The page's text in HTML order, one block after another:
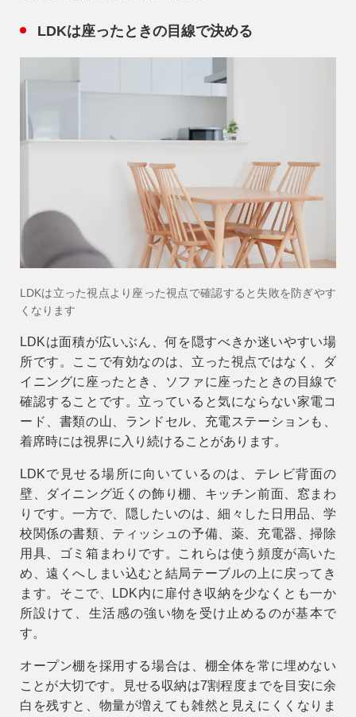
LDKは座ったときの目線で決める
LDKは立った視点より座った視点で確認すると失敗を防ぎやす
くなります
LDKは面積が広いぶん、何を隠すべきか迷いやすい場
所です。ここで有効なのは、立った視点ではなく、
ダ
イニングに座ったとき、ソファに座ったときの目線で
確認すること です。立っていると気にならない家電コ
ード、書類の山、ランドセル、充電ステーションも、
着席時には視界に入り続けることがあります。
LDKで見せる場所に向いているのは、テレビ背面の
壁、ダイニング近くの飾り棚、キッチン前面、窓まわ
りです。一方で、隠したいのは、細々した日用品、学
校関係の書類、ティッシュの予備、薬、充電器、掃除
用具、ゴミ箱まわりです。これらは使う頻度が高いた
め、遠くへしまい込むと結局テーブルの上に戻ってき
ます。そこで、LDK内に扉付き収納を少なくとも一か
所設けて、生活感の強い物を受け止めるのが基本で
す。
オープン棚を採用する場合は、棚全体を常に埋めない
ことが大切です。見せる収納は7割程度までを目安に余
白を残すと、物量が増えても雑然と見えにくくなりま